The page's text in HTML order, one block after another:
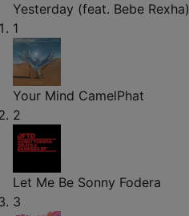
Yesterday (feat. Bebe Rexha)
1
Your Mind CamelPhat
2
Let Me Be Sonny Fodera
3